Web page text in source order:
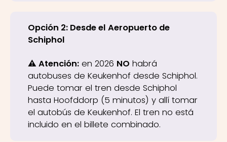
Opción 2: Desde el Aeropuerto de
Schiphol
⚠️ Atención: en 2026 NO habrá
autobuses de Keukenhof desde Schiphol.
Puede tomar el tren desde Schiphol
hasta Hoofddorp (5 minutos) y allí tomar
el autobús de Keukenhof. El tren no está
incluido en el billete combinado.